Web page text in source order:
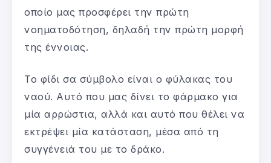
οποίο μας προσφέρει την πρώτη
νοηματοδότηση, δηλαδή την πρώτη μορφή
της έννοιας.
Το φίδι σα σύμβολο είναι ο φύλακας του
ναού. Αυτό που μας δίνει το φάρμακο για
μία αρρώστια, αλλά και αυτό που θέλει να
εκτρέψει μία κατάσταση, μέσα από τη
συγγένειά του με το δράκο.